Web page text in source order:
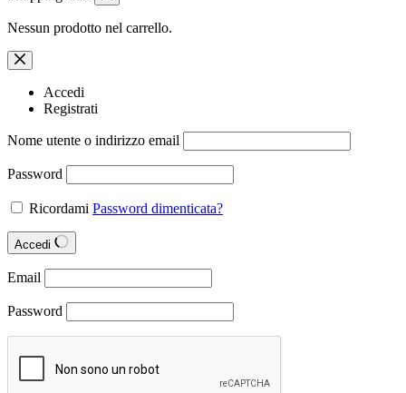
Nessun prodotto nel carrello.
Accedi
Registrati
Nome utente o indirizzo email
Password
Ricordami Password dimenticata?
Accedi
Email
Password